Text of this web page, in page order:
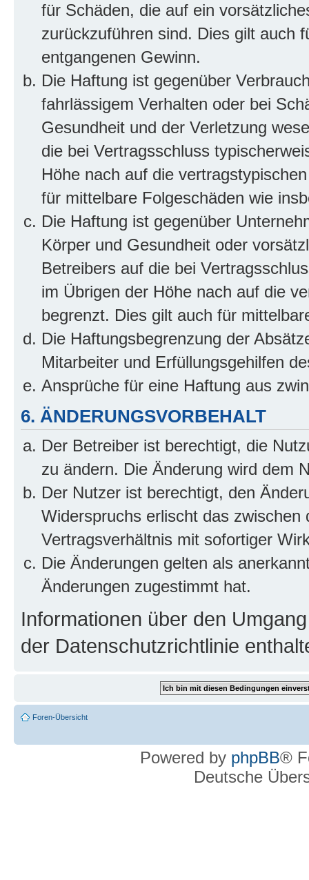
für Schäden, die auf ein
zurückzuführen sind. Dies gilt auch
entgangenen Gewinn.
Die Haftung ist gegenüber
fahrlässigem Verhalten oder bei
Gesundheit und der Verletzung
die bei Vertragsschluss
Höhe nach auf die
für mittelbare Folgeschäden wie
Die Haftung ist gegenüber
Körper und Gesundheit oder
Betreibers auf die bei
im Übrigen der Höhe nach auf die
begrenzt. Dies gilt auch für
Die Haftungsbegrenzung der
Mitarbeiter und Erfüllungsgehilfen
Ansprüche für eine Haftung aus
6. ÄNDERUNGSVORBEHALT
Der Betreiber ist berechtigt, die
zu ändern. Die Änderung wird dem
Der Nutzer ist berechtigt, den
Widerspruchs erlischt das
Vertragsverhältnis mit sofortiger
Die Änderungen gelten als
Änderungen zugestimmt hat.
Informationen über den
der Datenschutzrichtlinie
Foren-Übersicht
Powered by phpBB®
Deutsche